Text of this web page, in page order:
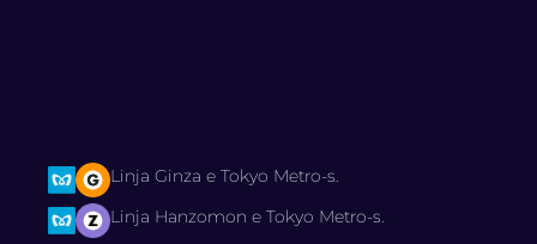
Linja Ginza e Tokyo Metro-s.
Linja Hanzomon e Tokyo Metro-s.